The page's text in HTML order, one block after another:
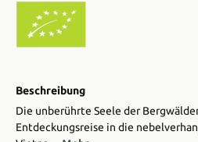
Beschreibung
Die unberührte Seele der
Entdeckungsreise in die